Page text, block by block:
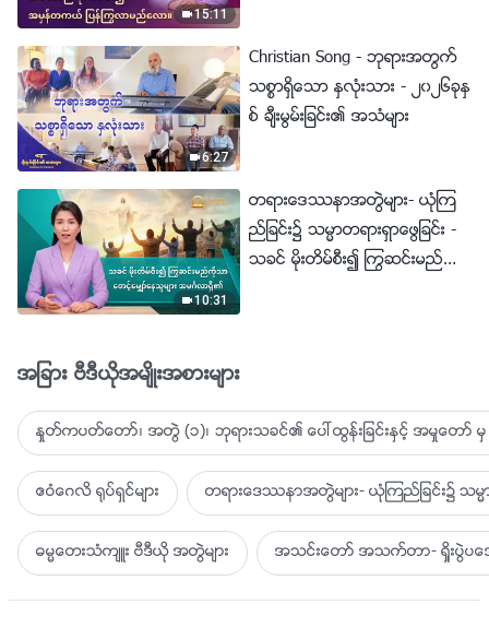
15:11
6:27
Christian Song - ဘုရားအတြက္
သစၥာရွိေသာ ႏွလုံးသား - ၂၀၂၆ခုႏွ
စ္ ခ်ီးမြမ္းျခင္း၏ အသံမ်ား
10:31
တရားေဒႆနာအတြဲမ်ား- ယုံၾက
ည္ျခင္း၌ သမၼာတရားရွာေဖြျခင္း -
သခင္ မိုးတိမ္စီး၍ ႂကြဆင္းမည္ကို
အျခား ဗီဒီယိုအမ်ိဳးအစားမ်ား
ႏႈတ္ကပတ္ေတာ္၊ အတြဲ (၁)၊ ဘုရားသခင္၏ ေပၚထြန္းျခင္းႏွင့္ အမႈေတာ္ မွ
ဧဝံေဂလိ ႐ုပ္ရွင္မ်ား တရားေဒႆနာအတြဲမ်ား- ယုံၾကည္ျခင္း၌ သမၼာတ
ဓမၼေတးသံက်ဴး ဗီဒီယို အတြဲမ်ား အသင္းေတာ္ အသက္တာ- ရႈိးပြဲ